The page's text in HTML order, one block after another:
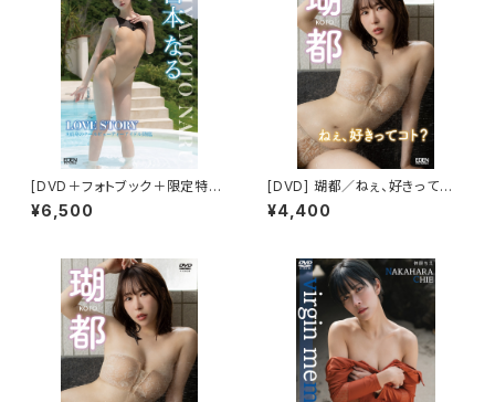
[DVD＋フォトブック＋限定特典
付き] 宮本なる/LOVE STORY
¥6,500
[DVD] 瑚都／ねぇ、好きってコ
ト？ 限定ブロマイド５種(ABCD
E)付き
¥4,400